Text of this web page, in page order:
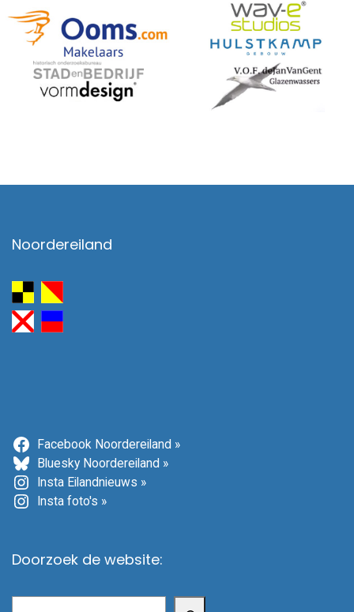
Noordereiland
Facebook Noordereiland »
Bluesky Noordereiland »
Insta Eilandnieuws »
Insta foto's »
Doorzoek de website: